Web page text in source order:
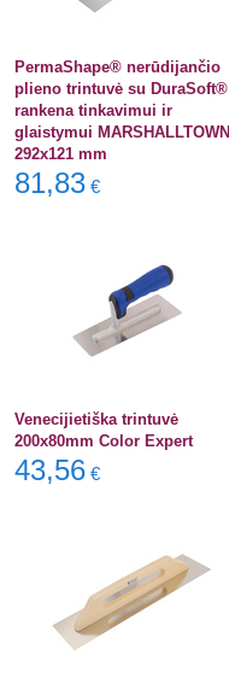
PermaShape® nerūdijančio
plieno trintuvė su DuraSoft®
rankena tinkavimui ir
glaistymui MARSHALLTOWN
292x121 mm
81,83 €
Venecijietiška trintuvė
200x80mm Color Expert
43,56 €